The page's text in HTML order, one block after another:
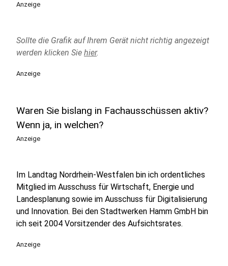
Anzeige
Sollte die Grafik auf Ihrem Gerät nicht richtig angezeigt
werden klicken Sie hier.
Anzeige
Waren Sie bislang in Fachausschüssen aktiv?
Wenn ja, in welchen?
Anzeige
Im Landtag Nordrhein-Westfalen bin ich ordentliches
Mitglied im Ausschuss für Wirtschaft, Energie und
Landesplanung sowie im Ausschuss für Digitalisierung
und Innovation. Bei den Stadtwerken Hamm GmbH bin
ich seit 2004 Vorsitzender des Aufsichtsrates.
Anzeige